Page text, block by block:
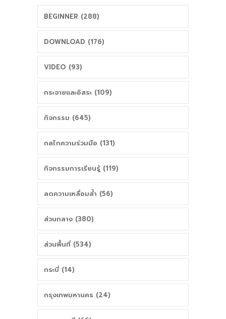
BEGINNER (288)
DOWNLOAD (176)
VIDEO (93)
กระจายและอิสระ (109)
กิจกรรม (645)
กลไกความร่วมมือ (131)
กิจกรรมการเรียนรู้ (119)
ลดความเหลื่อมล้ำ (56)
ส่วนกลาง (380)
ส่วนพื้นที่ (534)
กระบี่ (14)
กรุงเทพมหานคร (24)